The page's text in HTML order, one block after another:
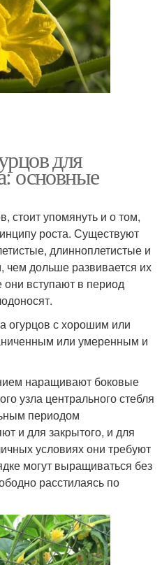
для
основные
стоит упомянуть и о том,
роста. Существуют
длинноплетистые и
чем дольше развивается их
они вступают в период
огурцов с хорошим или
или умеренным и
наращивают боковые
узла центрального стебля
периодом
и для закрытого, и для
условиях они требуют
могут выращиваться без
расстилаясь по